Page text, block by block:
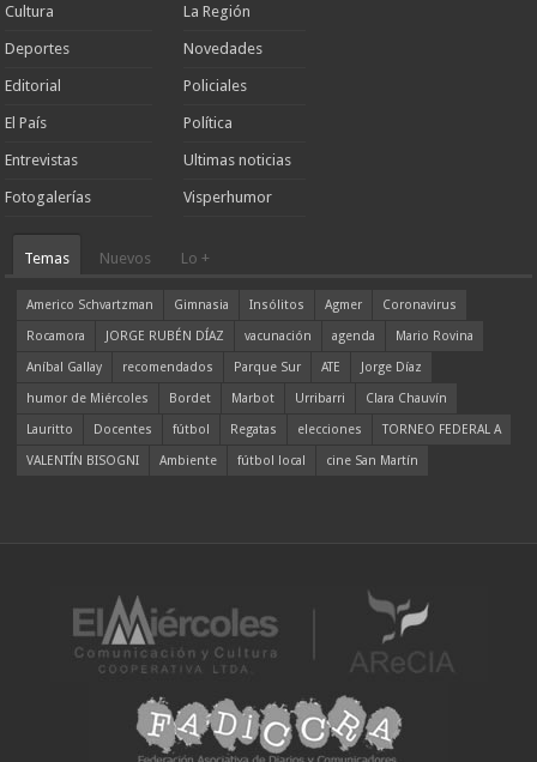
Cultura
Deportes
Editorial
El País
Entrevistas
Fotogalerías
La Región
Novedades
Policiales
Política
Ultimas noticias
Visperhumor
Temas Nuevos Lo +
Americo Schvartzman Gimnasia Insólitos Agmer
Coronavirus
Rocamora
JORGE RUBÉN DÍAZ vacunación agenda
Mario Rovina
Aníbal Gallay
recomendados Parque Sur ATE
Jorge Díaz
humor de Miércoles
Bordet Marbot Urribarri
Clara Chauvín
Lauritto
Docentes fútbol Regatas elecciones
TORNEO FEDERAL A
VALENTÍN BISOGNI
Ambiente fútbol local cine San Martín